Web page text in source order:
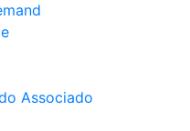
Associado